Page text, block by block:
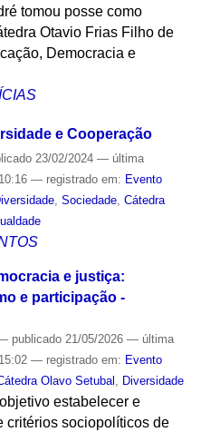
tomou posse como
Otavio Frias Filho de
Democracia e
e Cooperação
23/02/2024 — última
— registrado em: Evento
, Sociedade, Cátedra
e justiça:
e participação -
publicado21/05/2026 — última
— registrado em: Evento
Olavo Setubal , Diversidade
estabelecer e
critérios sociopolíticos de